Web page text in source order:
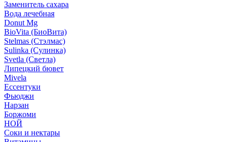
Заменитель сахара
Вода лечебная
Donut Mg
BioVita (БиоВита)
Stelmas (Стэлмас)
Sulinka (Сулинка)
Svetla (Светла)
Липецкий бювет
Mivela
Ессентуки
Фьюджи
Нарзан
Боржоми
НОЙ
Соки и нектары